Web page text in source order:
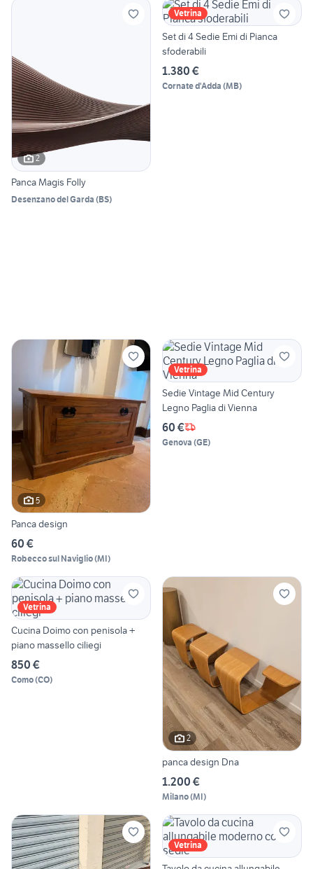
2
Panca Magis Folly
Desenzano del Garda (BS)
Vetrina
Set di 4 Sedie Emi di Pianca
sfoderabili
1.380 €
Cornate d'Adda (MB)
5
Panca design
60 €
Robecco sul Naviglio(MI)
Vetrina
Sedie Vintage Mid Century
Legno Paglia di Vienna
60 €
Genova (GE)
Vetrina
Cucina Doimo con penisola +
piano massello ciliegi
850 €
Como(CO)
2
panca design Dna
1.200 €
Milano(MI)
Vetrina